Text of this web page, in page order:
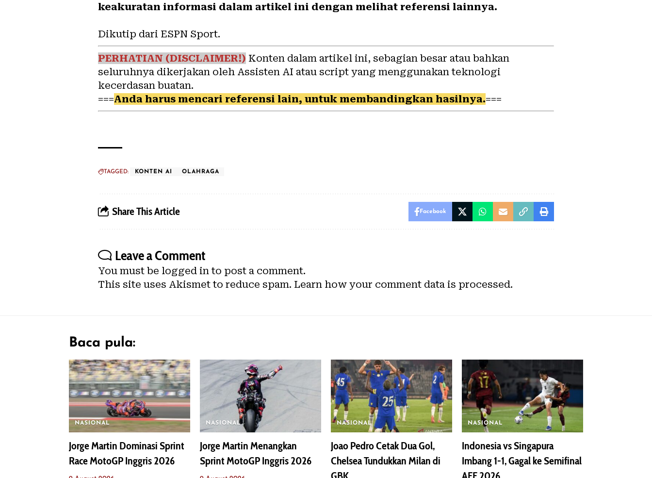
keakuratan informasi dalam artikel ini dengan melihat referensi lainnya.
Dikutip dari ESPN Sport.
PERHATIAN (DISCLAIMER!) Konten dalam artikel ini, sebagian besar atau bahkan
seluruhnya dikerjakan oleh Assisten AI atau script yang menggunakan teknologi
kecerdasan buatan.
===Anda harus mencari referensi lain, untuk membandingkan hasilnya.===
TAGGED: KONTEN AI OLAHRAGA
Share This Article Facebook
Leave a Comment
You must be logged in to post a comment.
This site uses Akismet to reduce spam. Learn how your comment data is processed.
Baca pula:
NASIONAL
Jorge Martin Dominasi Sprint
Race MotoGP Inggris 2026
NASIONAL
Jorge Martin Menangkan
Sprint MotoGP Inggris 2026
NASIONAL
Joao Pedro Cetak Dua Gol,
Chelsea Tundukkan Milan di
NASIONAL
Indonesia vs Singapura
Imbang 1-1, Gagal ke Semifinal